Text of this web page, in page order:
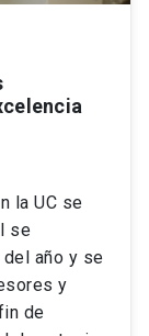
la UC se
se
año y se
y
de